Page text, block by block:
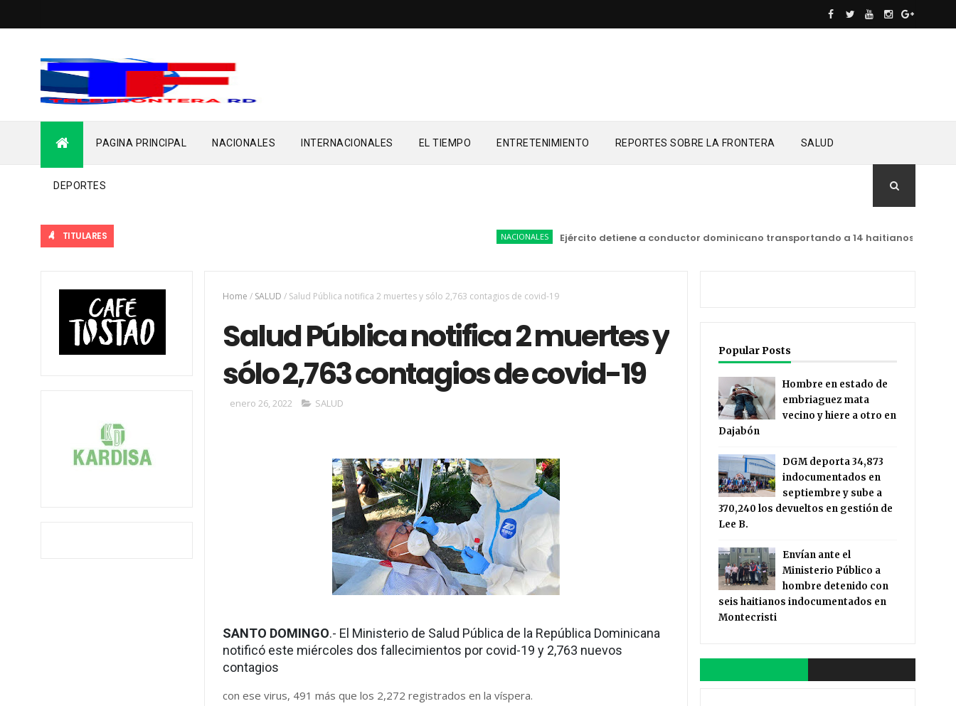
PAGINA PRINCIPAL NACIONALES INTERNACIONALES EL TIEMPO ENTRETENIMIENTO REPORTES SOBRE LA FRONTERA SALUD
DEPORTES
TITULARES NACIONALES Ejército detiene a conductor dominicano transportando a 14 haitianos
Home / SALUD / Salud Pública notifica 2 muertes y sólo 2,763 contagios de covid-19
Salud Pública notifica 2 muertes y
sólo 2,763 contagios de covid-19
enero 26, 2022 SALUD
SANTO DOMINGO.- El Ministerio de Salud Pública de la República Dominicana
notificó este miércoles dos fallecimientos por covid-19 y 2,763 nuevos
contagios
con ese virus, 491 más que los 2,272 registrados en la víspera.
Popular Posts
Hombre en estado de
embriaguez mata
vecino y hiere a otro en
Dajabón
DGM deporta 34,873
indocumentados en
septiembre y sube a
370,240 los devueltos en gestión de
Lee B.
Envían ante el
Ministerio Público a
hombre detenido con
seis haitianos indocumentados en
Montecristi